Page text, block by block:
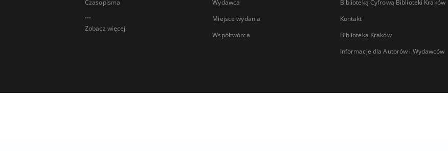
Czasopisma
...
Zobacz więcej
Wydawca
Miejsce wydania
Współtwórca
Biblioteką Cyfrową Biblioteki Kraków
Kontakt
Biblioteka Kraków
Informacje dla Autorów i Wydawców